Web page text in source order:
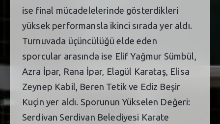
ise final mücadelelerinde gösterdikleri
yüksek performansla ikinci sırada yer aldı.
Turnuvada üçüncülüğü elde eden
sporcular arasında ise Elif Yağmur Sümbül,
Azra İpar, Rana İpar, Elagül Karataş, Elisa
Zeynep Kabil, Beren Tetik ve Ediz Beşir
Kuçin yer aldı. Sporunun Yükselen Değeri:
Serdivan Serdivan Belediyesi Karate